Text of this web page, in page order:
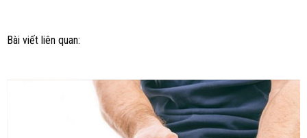
Bài viết liên quan: